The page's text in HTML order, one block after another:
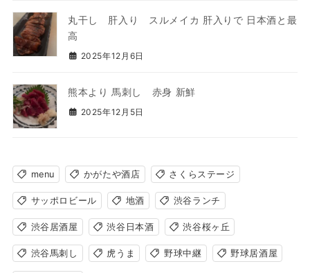
丸干し 肝入り スルメイカ 肝入りで 日本酒と最
高
2025年12月6日
熊本より 馬刺し 赤身 新鮮
2025年12月5日
menu かがたや酒店 さくらステージ
サッポロビール 地酒 渋谷ランチ
渋谷居酒屋 渋谷日本酒 渋谷桜ヶ丘
渋谷馬刺し 虎うま 野球中継 野球居酒屋